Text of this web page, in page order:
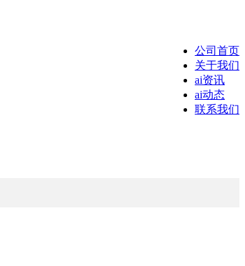
公司首页
关于我们
ai资讯
ai动态
联系我们